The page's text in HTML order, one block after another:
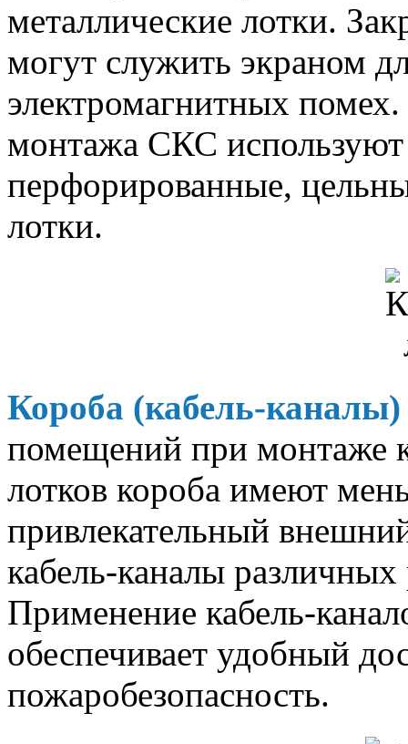
металлические лотки.
могут служить экраном
электромагнитных
монтажа СКС
перфорированные,
лотки.
Короба (кабель-каналы)
помещений при монтаже
лотков короба имеют
привлекательный
кабель-каналы
Применение кабель-
обеспечивает удобный
пожаробезопасность.